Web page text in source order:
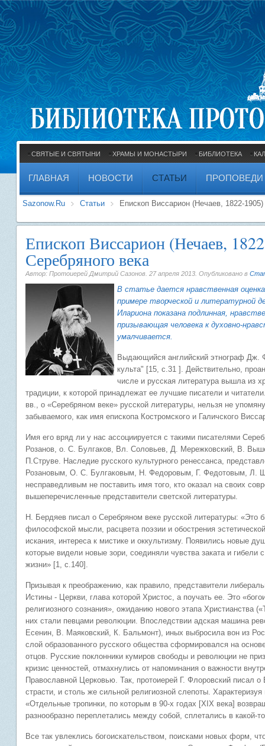
СВЯТЫЕ И СВЯТЫНИ ХРАМЫ И МОНАСТЫРИ БИБЛИОТЕКА
ГЛАВНАЯ НОВОСТИ СТАТЬИ ПРОПОВЕДИ
Sazonow.Ru Статьи Епископ Виссарион (Нечаев, 1822-
Епископ Виссарион (Нечаев,
Серебряного века
Автор: Протоиерей Дмитрий Сазонов. 27 апреля 2013 . Опубликовано в
В статье дается нравственная
примере творческой и литературной
Илариона показана подлинная,
призывающая человека к духовно-
умалчивается.
Выдающийся английский этнограф Дж.
культа" [15, с.31 ]. Действительно,
числе и русская литература вышла из
традиции, к которой принадлежат ее лучшие писатели и
вв., о «Серебряном веке» русской литературы, нельзя не
забываемого, как имя епископа Костромского и Галичского
Имя его вряд ли у нас ассоциируется с такими писателями
Розанов, о. С. Булгаков, Вл. Соловьев, Д. Мережковский, В.
П.Струве. Наследие русского культурного ренессанса,
Розановым, О. С. Булгаковым, Н. Федоровым, Г. Федотовым, Л.
несправедливым не поставить имя того, кто оказал на своих
вышеперечисленные представители светской литературы.
Н. Бердяев писал о Серебряном веке русской литературы: «Это
философской мысли, расцвета поэзии и обострения
искания, интереса к мистике и оккультизму. Появились новые
которые видели новые зори, соединяли чувства заката и
жизни» [1, с.140].
Призывая к преображению, как правило, представители
Истины - Церкви, глава которой Христос, а поучать ее. Это
религиозного сознания», ожиданию нового этапа Христианства
них стали певцами революции. Впоследствии адская машина
Есенин, В. Маяковский, К. Бальмонт), иных выбросила вон из
слой образованного русского общества сформировался на
отцов. Русские поклонники кумиров свободы и революции не
кризис ценностей, отмахнулись от напоминания о важности
Православной Церковью. Так, протоиерей Г. Флоровский писал
страсти, и столь же сильной религиозной слепоты.
«Отдельные тропинки, по которым в 90-х годах [XIX века]
разнообразно переплетались между собой, сплетались в какой-
Все так увлеклись богоискательством, поисками новых форм,